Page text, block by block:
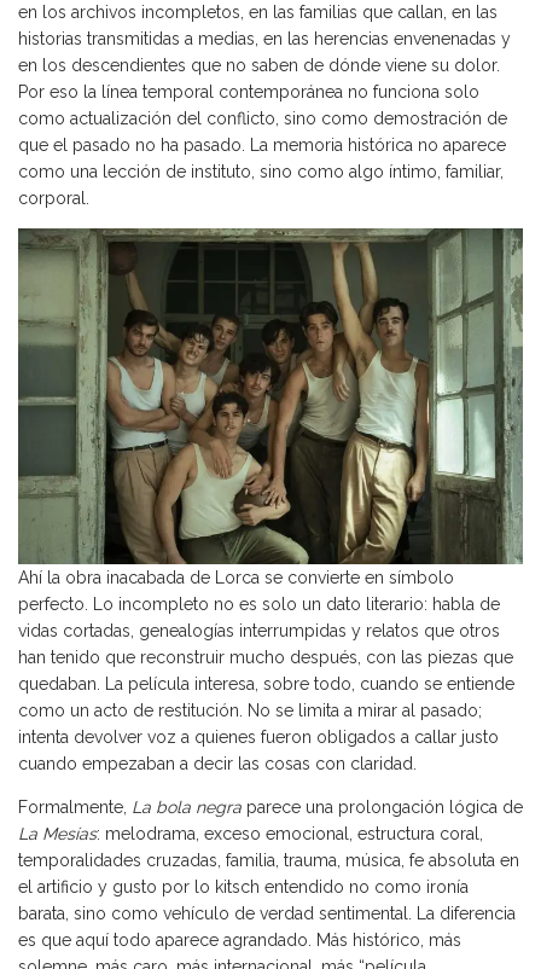
en los archivos incompletos, en las familias que callan, en las
historias transmitidas a medias, en las herencias envenenadas y
en los descendientes que no saben de dónde viene su dolor.
Por eso la línea temporal contemporánea no funciona solo
como actualización del conflicto, sino como demostración de
que el pasado no ha pasado. La memoria histórica no aparece
como una lección de instituto, sino como algo íntimo, familiar,
corporal.
Ahí la obra inacabada de Lorca se convierte en símbolo
perfecto. Lo incompleto no es solo un dato literario: habla de
vidas cortadas, genealogías interrumpidas y relatos que otros
han tenido que reconstruir mucho después, con las piezas que
quedaban. La película interesa, sobre todo, cuando se entiende
como un acto de restitución. No se limita a mirar al pasado;
intenta devolver voz a quienes fueron obligados a callar justo
cuando empezaban a decir las cosas con claridad.
Formalmente, La bola negra parece una prolongación lógica de
La Mesías: melodrama, exceso emocional, estructura coral,
temporalidades cruzadas, familia, trauma, música, fe absoluta en
el artificio y gusto por lo kitsch entendido no como ironía
barata, sino como vehículo de verdad sentimental. La diferencia
es que aquí todo aparece agrandado. Más histórico, más